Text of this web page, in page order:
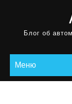
Блог об
Меню